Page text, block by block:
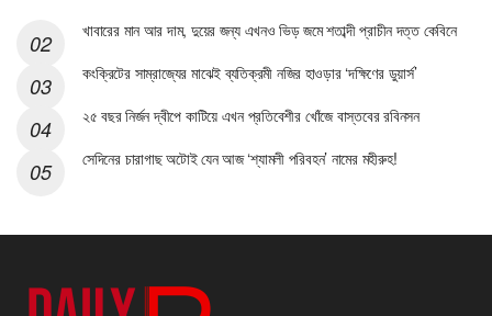
খাবারের মান আর দাম, দুয়ের জন্য এখনও ভিড় জমে শতাব্দী প্রাচীন দত্ত কেবিনে
কংক্রিটের সাম্রাজ্যের মাঝেই ব্যতিক্রমী নজির হাওড়ার ‘দক্ষিণের ডুয়ার্স’
২৫ বছর নির্জন দ্বীপে কাটিয়ে এখন প্রতিবেশীর খোঁজে বাস্তবের রবিনসন
সেদিনের চারাগাছ অটোই যেন আজ ‘শ্যামলী পরিবহন’ নামের মহীরুহ!